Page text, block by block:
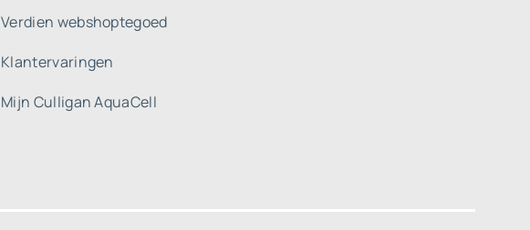
Verdien webshoptegoed
Klantervaringen
Mijn Culligan AquaCell